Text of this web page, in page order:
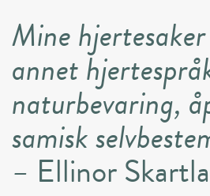
Mine
annet
naturbevaring,
samisk
– Ellinor